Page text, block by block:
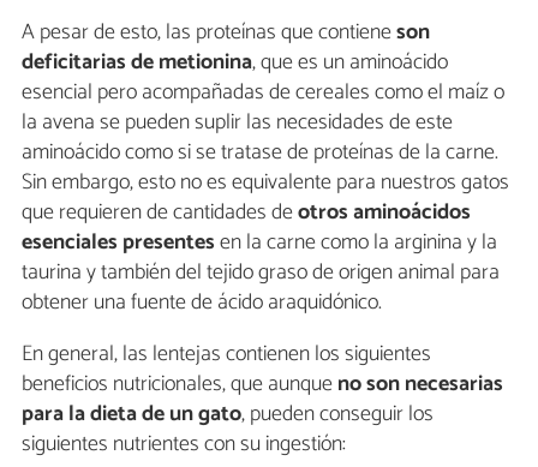
A pesar de esto, las proteínas que contieneson
deficitarias de metionina, que es un aminoácido
esencial pero acompañadas de cereales como el maíz o
la avena se pueden suplir las necesidades de este
aminoácido como si se tratase de proteínas de la carne.
Sin embargo, esto no es equivalente para nuestros gatos
que requieren de cantidades deotros aminoácidos
esenciales presentesen la carne como la arginina y la
taurina y también del tejido graso de origen animal para
obtener una fuente de ácido araquidónico.
En general, las lentejas contienen los siguientes
beneficios nutricionales, que aunqueno son necesarias
para la dieta de un gato, pueden conseguir los
siguientes nutrientes con su ingestión: